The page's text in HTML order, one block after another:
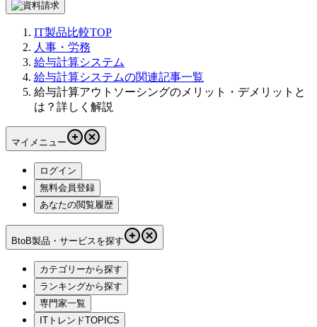
IT製品比較TOP
人事・労務
給与計算システム
給与計算システムの関連記事一覧
給与計算アウトソーシングのメリット・デメリットと
は？詳しく解説
マイメニュー
ログイン
無料会員登録
あなたの閲覧履歴
BtoB製品・サービスを探す
カテゴリーから探す
ランキングから探す
専門家一覧
ITトレンドTOPICS